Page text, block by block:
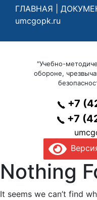
ГЛАВНАЯ
umcgopk.ru
"Учебно-
обороне,
+7
+7
Nothing
It seems we can’t find